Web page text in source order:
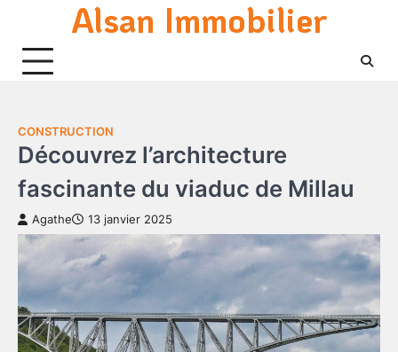
content
Alsan Immobilier
CONSTRUCTION
Découvrez l’architecture
fascinante du viaduc de Millau
Agathe 13 janvier 2025